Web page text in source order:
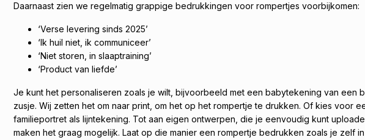
Daarnaast zien we regelmatig grappige bedrukkingen voor rompertjes voorbijkomen:
‘Verse levering sinds 2025’
‘Ik huil niet, ik communiceer’
‘Niet storen, in slaaptraining’
‘Product van liefde’
Je kunt het personaliseren zoals je wilt, bijvoorbeeld met een babytekening van een
zusje. Wij zetten het om naar print, om het op het rompertje te drukken. Of kies voor
familieportret als lijntekening. Tot aan eigen ontwerpen, die je eenvoudig kunt
maken het graag mogelijk. Laat op die manier een rompertje bedrukken zoals je zelf